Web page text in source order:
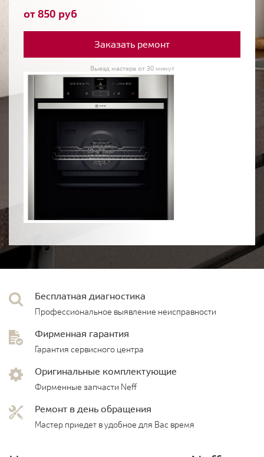
от 850 руб
Заказать ремонт
Выезд мастера от 30 минут
Бесплатная диагностика
Профессиональное выявление неисправности
Фирменная гарантия
Гарантия сервисного центра
Оригинальные комплектующие
Фирменные запчасти Neff
Ремонт в день обращения
Мастер приедет в удобное для Вас время